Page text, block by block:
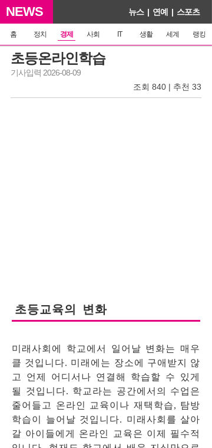
NEWS 뉴스 | 연예 | 스포츠
홈 정치 경제 사회 IT 생활 세계 랭킹
초등온라인학습
기사입력 2026-08-09
조회 840 | 추천 33
초등교육의 변화
미래사회에 학교에서 일어날 변화는 매우
클 것입니다. 미래에는 장소에 구애받지 않
고 언제 어디서나 연결해 학습할 수 있게
될 것입니다. 학교라는 공간에서의 수업은
줄어들고 온라인 교육이나 재택학습, 탐방
학습이 늘어날 것입니다. 미래사회를 살아
갈 아이들에게 온라인 교육은 이제 필수적